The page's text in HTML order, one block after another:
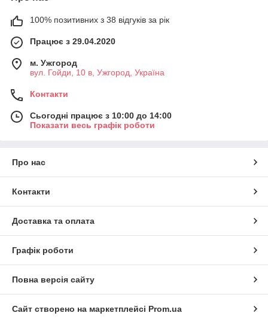
100% позитивних з 38 відгуків за рік
Працює з 29.04.2020
м. Ужгород
вул. Гойди, 10 в, Ужгород, Україна
Контакти
Сьогодні працює з 10:00 до 14:00
Показати весь графік роботи
Про нас
Контакти
Доставка та оплата
Графік роботи
Повна версія сайту
Сайт створено на маркетплейсі Prom.ua